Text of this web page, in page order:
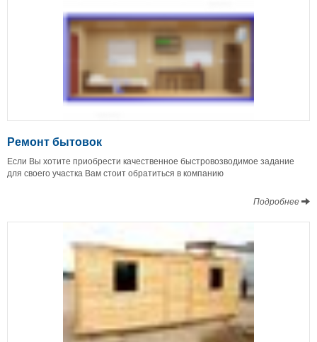
Ремонт бытовок
Если Вы хотите приобрести качественное быстровозводимое задание
для своего участка Вам стоит обратиться в компанию
Подробнее